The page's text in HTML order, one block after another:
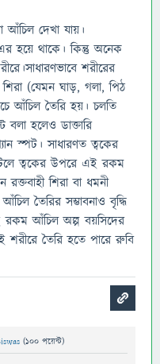
আঁচিল দেখা যায়।
হয়ে থাকে। কিন্তু অনেক
শরীরের
(যেমন ঘাড়, গলা, পিঠ
আঁচিল তৈরি হয়। চলতি
হলেও ডাক্তারি
স্পট। সাধারণত ত্বকের
ত্বকের উপরে এই রকম
শিরা বা ধমনী
তৈরির সম্ভাবনাও বৃদ্ধি
আঁচিল অল্প বয়সিদের
শরীরে তৈরি হতে পারে রুবি
(100 পয়েন্ট)